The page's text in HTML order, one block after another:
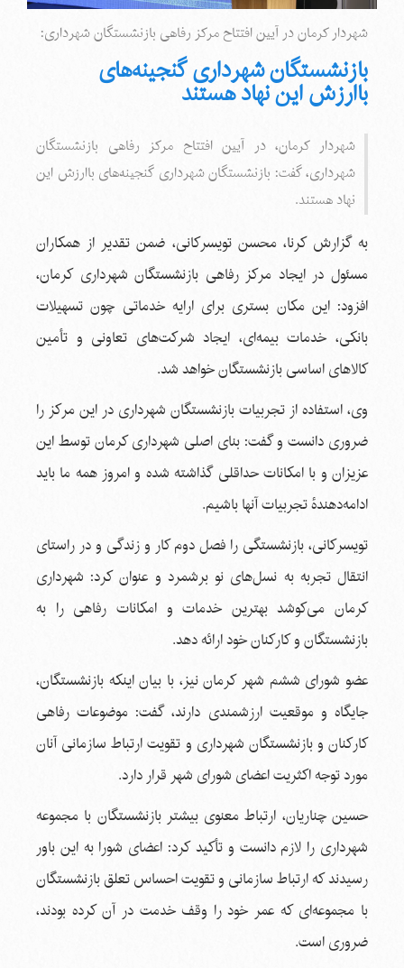
شهردار کرمان در آیین افتتاح مرکز رفاهی بازنشستگان شهرداری:
بازنشستگان شهرداری گنجینه‌های
باارزش این نهاد هستند
شهردار کرمان، در آیین افتتاح مرکز رفاهی بازنشستگان
شهرداری، گفت: بازنشستگان شهرداری گنجینه‌های باارزش این
نهاد هستند.
به گزارش کرنا، محسن تویسرکانی، ضمن تقدیر از همکاران
مسئول در ایجاد مرکز رفاهی بازنشستگان شهرداری کرمان،
افزود: این مکان بستری برای ارایه خدماتی چون تسهیلات
بانکی، خدمات بیمه‌ای، ایجاد شرکت‌های تعاونی و تأمین
کالاهای اساسی بازنشستگان خواهد شد.
وی، استفاده از تجربیات بازنشستگان شهرداری در این مرکز را
ضروری دانست و گفت: بنای اصلی شهرداری کرمان توسط این
عزیزان و با امکانات حداقلی گذاشته شده و امروز همه ما باید
ادامه‌دهندهٔ تجربیات آنها باشیم.
تویسرکانی، بازنشستگی را فصل دوم کار و زندگی و در راستای
انتقال تجربه به نسل‌های نو برشمرد و عنوان کرد: شهرداری
کرمان می‌کوشد بهترین خدمات و امکانات رفاهی را به
بازنشستگان و کارکنان خود ارائه دهد.
عضو شورای ششم شهر کرمان نیز، با بیان اینکه بازنشستگان،
جایگاه و موقعیت ارزشمندی دارند، گفت: موضوعات رفاهی
کارکنان و بازنشستگان شهرداری و تقویت ارتباط سازمانی آنان
مورد توجه اکثریت اعضای شورای شهر قرار دارد.
حسین چناریان، ارتباط معنوی بیشتر بازنشستگان با مجموعه
شهرداری را لازم دانست و تأکید کرد: اعضای شورا به این باور
رسیدند که ارتباط سازمانی و تقویت احساس تعلق بازنشستگان
با مجموعه‌ای که عمر خود را وقف خدمت در آن کرده بودند،
ضروری است.